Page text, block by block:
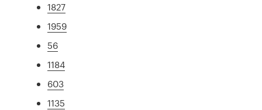
1827
1959
56
1184
603
1135